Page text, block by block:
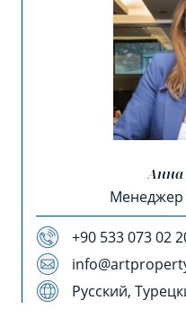
Анна
Менеджер
+90 533 073 02
Русский,